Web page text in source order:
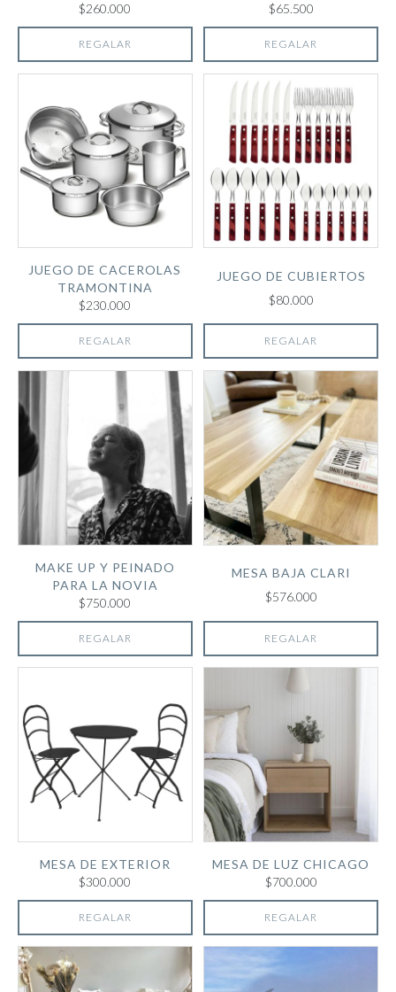
$260.000
REGALAR
$65.500
REGALAR
JUEGO DE CACEROLAS
TRAMONTINA
$230.000
REGALAR
JUEGO DE CUBIERTOS
$80.000
REGALAR
MAKE UP Y PEINADO
PARA LA NOVIA
$750.000
REGALAR
MESA BAJA CLARI
$576.000
REGALAR
MESA DE EXTERIOR
$300.000
REGALAR
MESA DE LUZ CHICAGO
$700.000
REGALAR